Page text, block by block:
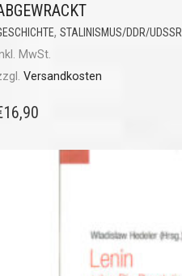
, STALINISMUS/DDR/UDSSR
MwSt.
Versandkosten
16,90